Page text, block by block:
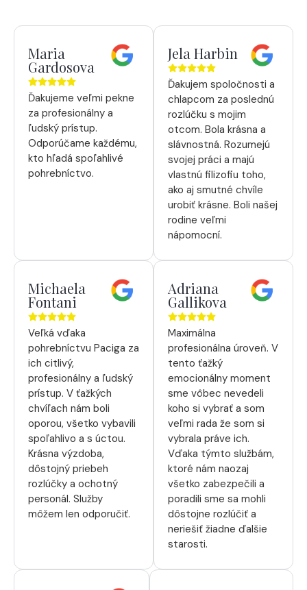
Maria
Gardosova
Ďakujeme veľmi pekne
za profesionálny a
ľudský prístup.
Odporúčame každému,
kto hľadá spoľahlivé
pohrebníctvo.
Jela Harbin
Ďakujem spoločnosti a
chlapcom za poslednú
rozlúčku s mojim
otcom. Bola krásna a
slávnostná. Rozumejú
svojej práci a majú
vlastnú filizofiu toho,
ako aj smutné chvíle
urobiť krásne. Boli našej
rodine veľmi
nápomocní.
Michaela
Fontani
Veľká vďaka
pohrebníctvu Paciga za
ich citlivý,
profesionálny a ľudský
prístup. V ťažkých
chvíľach nám boli
oporou, všetko vybavili
spoľahlivo a s úctou.
Krásna výzdoba,
dôstojný priebeh
rozlúčky a ochotný
personál. Služby
môžem len odporučiť.
Adriana
Gallikova
Maximálna
profesionálna úroveň. V
tento ťažký
emocionálny moment
sme vôbec nevedeli
koho si vybrať a som
veľmi rada že som si
vybrala práve ich.
Vďaka týmto službám,
ktoré nám naozaj
všetko zabezpečili a
poradili sme sa mohli
dôstojne rozlúčiť a
neriešiť žiadne ďalšie
starosti.